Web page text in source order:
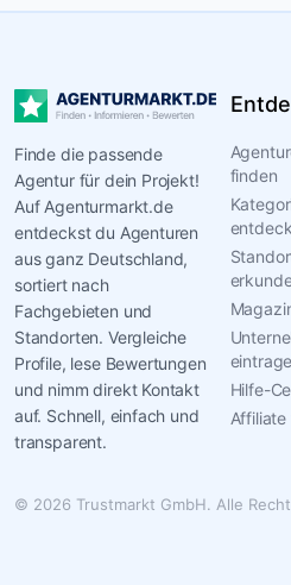
weitere
Ripple
Agentur.
Wenn
du
eine
Veranstaltung
planst,
hilft
dir
das
Team,
Inhalte
erstellen,
Finde die passende
Agentur für dein Projekt!
Auf Agenturmarkt.de
entdeckst du Agenturen
aus ganz Deutschland,
sortiert nach
Fachgebieten und
Standorten. Vergleiche
Profile, lese Bewertungen
und nimm direkt Kontakt
auf. Schnell, einfach und
transparent.
finden
Hilfe-
© 2026 Trustmarkt GmbH. Alle